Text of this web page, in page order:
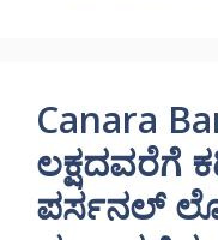
Canara
ಲಕ್ಷದವರೆಗೆ
ಪರ್ಸನಲ್